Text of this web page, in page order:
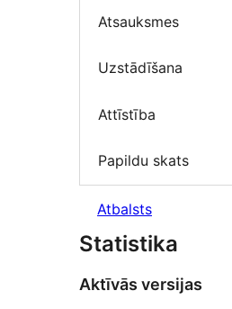
Atsauksmes
Uzstādīšana
Attīstība
Papildu skats
Atbalsts
Statistika
Aktīvās versijas